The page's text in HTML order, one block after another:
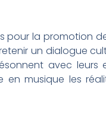
pour la promotion
un dialogue
avec leurs
en musique les